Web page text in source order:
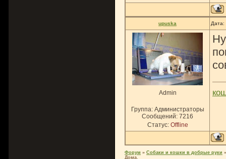
upuska
Admin
Группа: Администраторы
Сообщений: 7216
Статус: Offline
Форум » Собаки и кошки в добрые руки »
Дома.